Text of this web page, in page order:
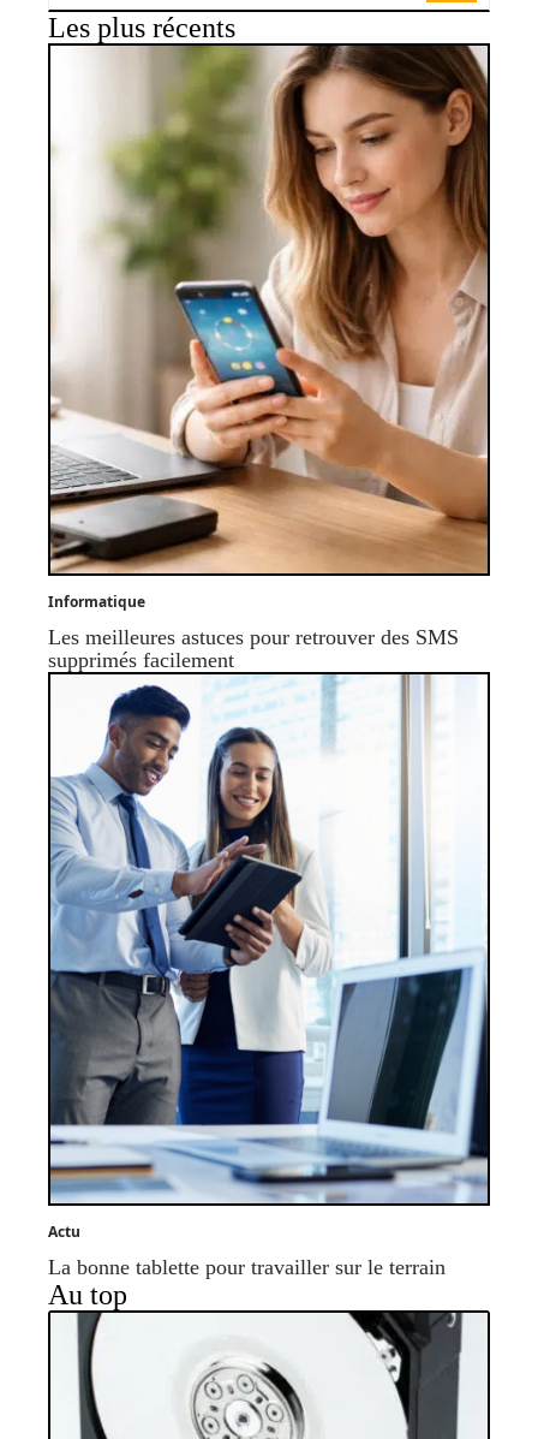
Les plus récents
Informatique
Les meilleures astuces pour retrouver des SMS
supprimés facilement
Actu
La bonne tablette pour travailler sur le terrain
Au top